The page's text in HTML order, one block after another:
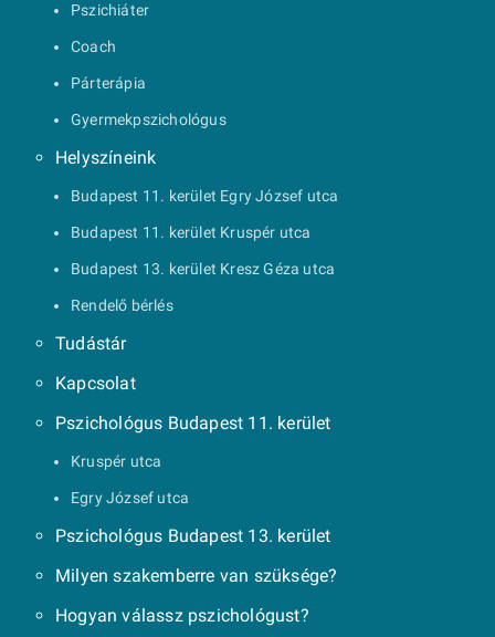
Pszichiáter
Coach
Párterápia
Gyermekpszichológus
Helyszíneink
Budapest 11. kerület Egry József utca
Budapest 11. kerület Kruspér utca
Budapest 13. kerület Kresz Géza utca
Rendelő bérlés
Tudástár
Kapcsolat
Pszichológus Budapest 11. kerület
Kruspér utca
Egry József utca
Pszichológus Budapest 13. kerület
Milyen szakemberre van szüksége?
Hogyan válassz pszichológust?